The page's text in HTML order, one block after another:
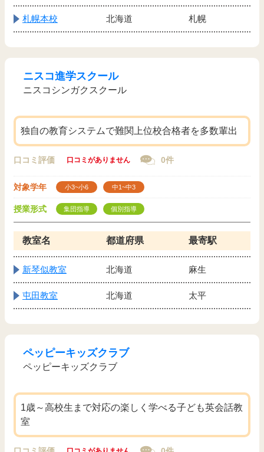
札幌本校 北海道 札幌
ニスコ進学スクール
ニスコシンガクスクール
独自の教育システムで難関上位校合格者を多数輩出
口コミ評価 口コミがありません 0件
対象学年 小3~小6 中1~中3
授業形式 集団指導 個別指導
教室名 都道府県 最寄駅
新琴似教室 北海道 麻生
屯田教室 北海道 太平
ペッピーキッズクラブ
ペッピーキッズクラブ
1歳～高校生まで対応の楽しく学べる子ども英会話教
室